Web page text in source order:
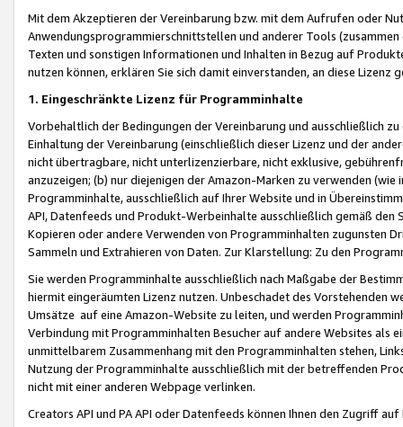
Mit dem Akzeptieren der Vereinbarung bzw. mit dem Aufrufen oder
Anwendungsprogrammierschnittstellen und anderer Tools (zusammen
Texten und sonstigen Informationen und Inhalten in Bezug auf
nutzen können, erklären Sie sich damit einverstanden, an diese Lizenz
1. Eingeschränkte Lizenz für Programminhalte
Vorbehaltlich der Bedingungen der Vereinbarung und ausschließlich
Einhaltung der Vereinbarung (einschließlich dieser Lizenz und der
nicht übertragbare, nicht unterlizenzierbare, nicht exklusive,
anzuzeigen; (b) nur diejenigen der Amazon-Marken zu verwenden
Programminhalte, ausschließlich auf Ihrer Website und in
API, Datenfeeds und Produkt-Werbeinhalte ausschließlich gemäß
Kopieren oder andere Verwenden von Programminhalten zugunsten
Sammeln und Extrahieren von Daten. Zur Klarstellung: Zu den
Sie werden Programminhalte ausschließlich nach Maßgabe der
hiermit eingeräumten Lizenz nutzen. Unbeschadet des Vorstehenden
Umsätze auf eine Amazon-Website zu leiten, und werden
Verbindung mit Programminhalten Besucher auf andere Websites als
unmittelbarem Zusammenhang mit den Programminhalten stehen,
Nutzung der Programminhalte ausschließlich mit der betreffenden
nicht mit einer anderen Webpage verlinken.
Creators API und PA API oder Datenfeeds können Ihnen den Zugriff